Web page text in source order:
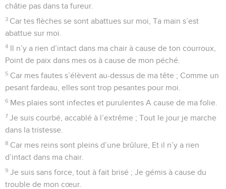
châtie pas dans ta fureur.
3 Car tes flèches se sont abattues sur moi, Ta main s’est
abattue sur moi.
4 Il n’y a rien d’intact dans ma chair à cause de ton courroux,
Point de paix dans mes os à cause de mon péché.
5 Car mes fautes s’élèvent au-dessus de ma tête ; Comme un
pesant fardeau, elles sont trop pesantes pour moi.
6 Mes plaies sont infectes et purulentes A cause de ma folie.
7 Je suis courbé, accablé à l’extrême ; Tout le jour je marche
dans la tristesse.
8 Car mes reins sont pleins d’une brûlure, Et il n’y a rien
d’intact dans ma chair.
9 Je suis sans force, tout à fait brisé ; Je gémis à cause du
trouble de mon cœur.